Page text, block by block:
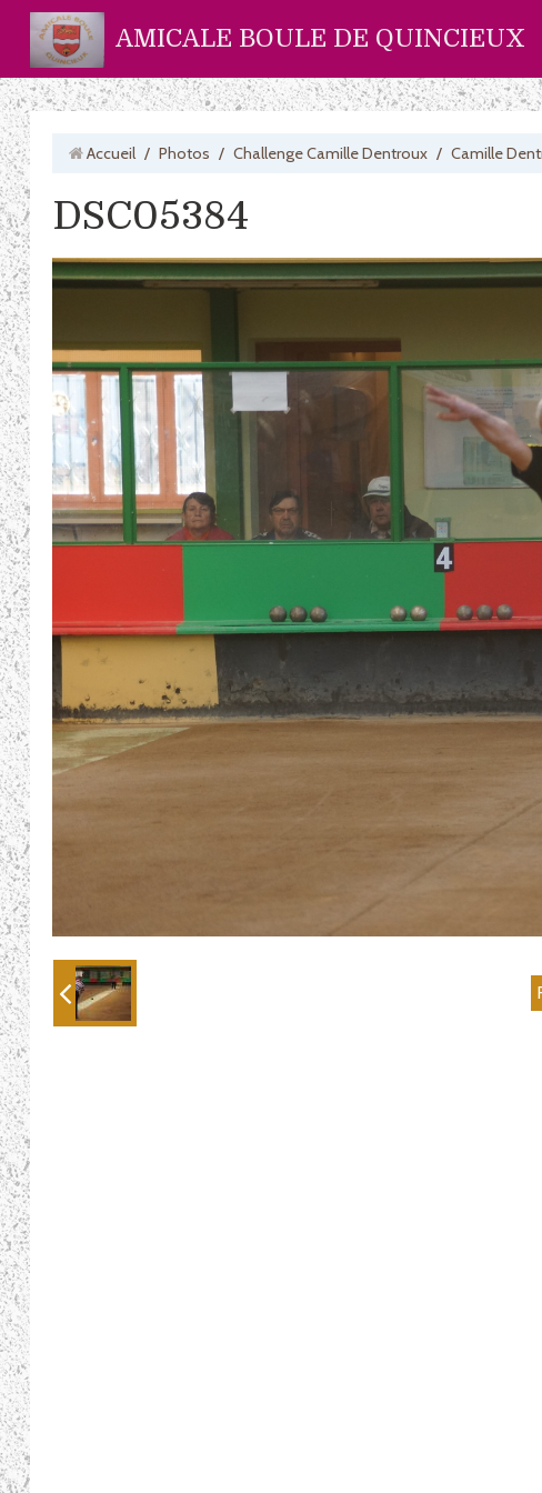
AMICALE BOULE DE QUINCIEUX
Accueil / Photos / Challenge Camille Dentroux / Camille
DSC05384